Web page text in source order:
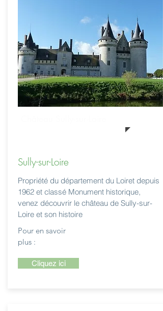
Sully-sur-Loire
Propriété du département du Loiret depuis
1962 et classé Monument historique,
venez découvrir le château de Sully-sur-
Loire et son histoire
Pour en savoir
plus :
Cliquez ici